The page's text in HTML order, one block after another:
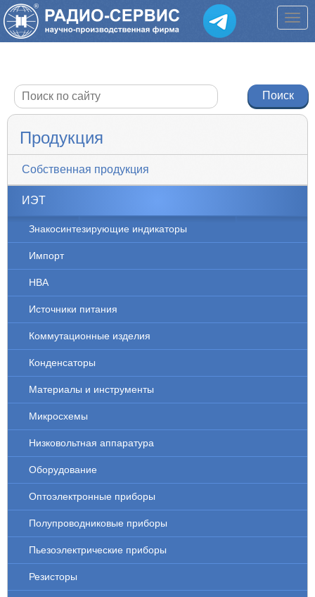
Продукция
Собственная продукция
ИЭТ
Знакосинтезирующие индикаторы
Импорт
НВА
Источники питания
Коммутационные изделия
Конденсаторы
Материалы и инструменты
Микросхемы
Низковольтная аппаратура
Оборудование
Оптоэлектронные приборы
Полупроводниковые приборы
Пьезоэлектрические приборы
Резисторы